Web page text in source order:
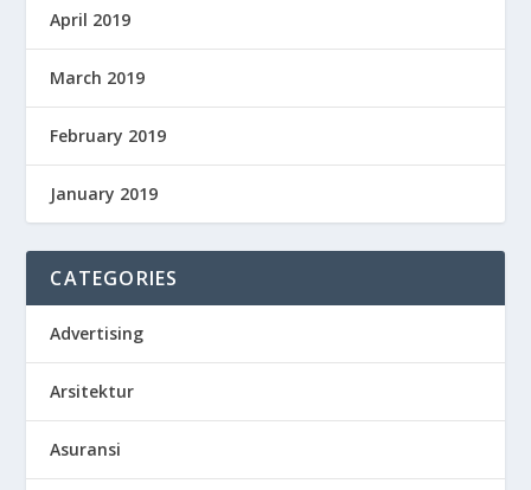
April 2019
March 2019
February 2019
January 2019
CATEGORIES
Advertising
Arsitektur
Asuransi